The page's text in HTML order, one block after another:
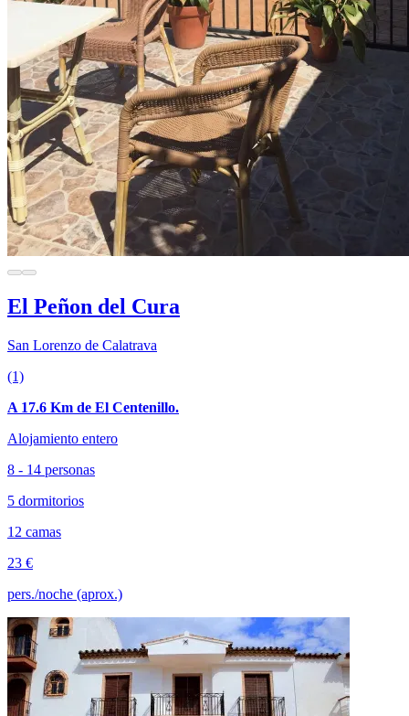
El Peñon del Cura
San Lorenzo de Calatrava
(1)
A 17.6 Km de El Centenillo.
Alojamiento entero
8 - 14 personas
5 dormitorios
12 camas
23 €
pers./noche (aprox.)